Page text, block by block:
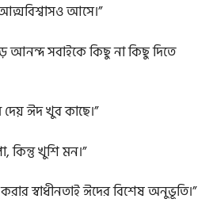
আসে।”
আনন্দ সবাইকে কিছু না কিছু দিতে
ঈদ খুব কাছে।”
কিন্তু খুশি মন।”
স্বাধীনতাই ঈদের বিশেষ অনুভূতি।”